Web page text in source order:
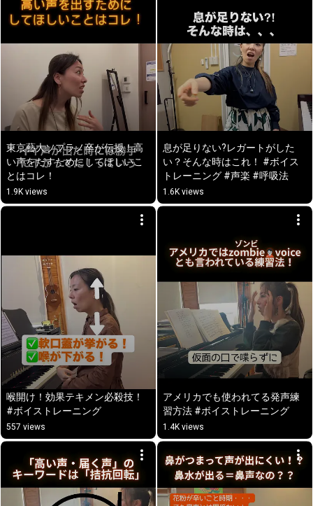
東京藝大ソプラノ卒が伝授！高
い声をだすためにしてほしいこ
とはコレ！
1.9K views
息が足りない?レガートがした
い？そんな時はこれ！ #ボイス
トレーニング #声楽 #呼吸法
1.6K views
喉開け！効果テキメン必殺技！
#ボイストレーニング
557 views
アメリカでも使われてる発声練
習方法 #ボイストレーニング
1.4K views